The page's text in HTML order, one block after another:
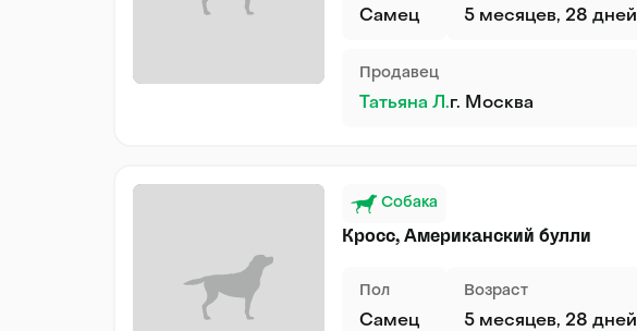
Самец 5 месяцев, 28 дней
Продавец
Татьяна Л.г. Москва
Собака
Кросс, Американский булли
Пол
Самец
Возраст
5 месяцев, 28 дней